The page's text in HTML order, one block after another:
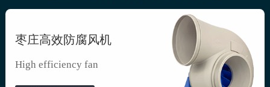
枣庄高效防腐风机
High efficiency fan